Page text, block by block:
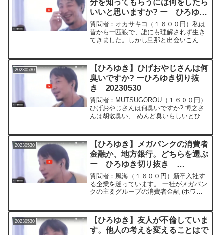
分を知ってもらうには何をしたら
いいと思いますか? ー ひろゆき
切り抜き 20230530
質問者：オカサキコ（１６００円）私は
昔から一匹狼で、誰にも理解されず生き
てきました。しかし旦那と出会いこんな
中でもっと多くの人に自分を知ってもら
うには何をしたらいいと思...
20230530
【ひろゆき】ひげおやじさんは何
臭いですか? ーひろゆき切り抜
き 20230530
質問者：MUTSUGOROU（１６００円）
ひげおやじさんは何臭いですか? 博之さ
んは胡散臭い、 めんど臭いらしいとひげ
＊＊＊油ですね基本的にずっとテカテカ
してるんですよ...
20230530
【ひろゆき】メガバンクの消費者
金融か、地方銀行。どちらを選ぶ
ー ひろゆき切り抜き
20230530
質問者：風海（１６００円）新卒入社す
る企業を迷っています。 一社がメガバン
クの主要グループの消費者金融 (ホワイ
行 (ノルマがあり、 土日に勉強会への出
席も半ば強制)...
20230530
【ひろゆき】友人が不倫していま
す。他人の考えを変えることはで